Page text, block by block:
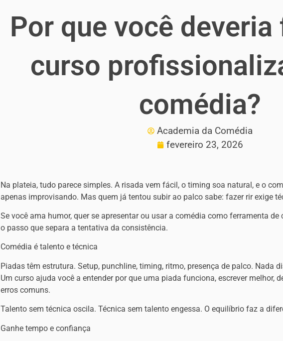
Por que você deveria
curso
comédia?
Academia da Comédia
fevereiro 23, 2026
Na plateia, tudo parece simples. A risada vem fácil, o timing soa natural, e o
apenas improvisando. Mas quem já tentou subir ao palco sabe: fazer rir exige
Se você ama humor, quer se apresentar ou usar a comédia como ferramenta
o passo que separa a tentativa da consistência.
Comédia é talento e técnica
Piadas têm estrutura. Setup, punchline, timing, ritmo, presença de palco. Nada
Um curso ajuda você a entender por que uma piada funciona, escrever melhor,
erros comuns.
Talento sem técnica oscila. Técnica sem talento engessa. O equilíbrio faz a
Ganhe tempo e confiança